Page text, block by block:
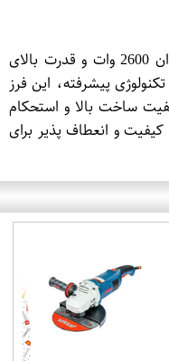
کالای فرز آهنگری 2600 وات فوق صنعتی برند آروا یک ابزار قدرتمند و کارآمد برای استفاده در صنایع مختلف از جمله صنایع فلزی، ساختمانی و چوب‌کاری است. این فرز با توان 2600 وات و قدرت بالای
پیشرفته، این فرز
ساخت بالا و استحکام
فوق صنعتی برند آروا یک ابزار قدرتمند، با کیفیت و انعطاف پذیر برای